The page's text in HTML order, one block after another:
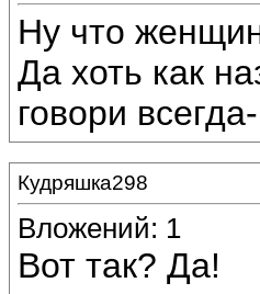
Ну что
Да хоть как
говори
Кудряшка298
Вложений: 1
Вот так? Да!